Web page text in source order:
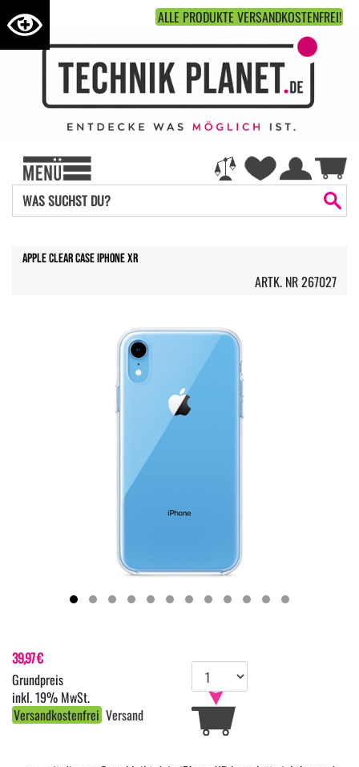
ALLE PRODUKTE VERSANDKOSTENFREI!
Apple Clear Case iPhone Xr
ARTK. NR 267027
39,97 €
inkl. 19% MwSt.
Versandkostenfrei Versand